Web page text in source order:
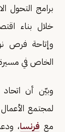
برامج التحول
خلال بناء
وإتاحة فرص
الخاص في مسيرة
وبيّن أن
لمجتمع
مع فرنسا،